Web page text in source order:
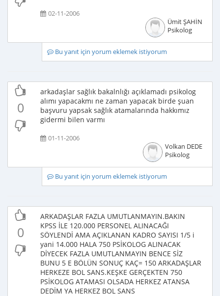
02-11-2006
Ümit ŞAHİN
Psikolog
Bu yanıt için yorum eklemek istiyorum
0
arkadaşlar sağlık bakalnlığı açıklamadı psikolog
alımı yapacakmı ne zaman yapacak birde şuan
başvuru yapsak sağlık atamalarında hakkımız
gidermi bilen varmı
01-11-2006
Volkan DEDE
Psikolog
Bu yanıt için yorum eklemek istiyorum
0
ARKADAŞLAR FAZLA UMUTLANMAYIN.BAKIN
KPSS İLE 120.000 PERSONEL ALINACAĞI
SÖYLENDİ AMA AÇIKLANAN KADRO SAYISI 1/5 i
yani 14.000 HALA 750 PSİKOLOG ALINACAK
DİYECEK FAZLA UMUTLANMAYIN BENCE SİZ
BUNU 5 E BÖLÜN SONUÇ KAÇ= 150 ARKADAŞLAR
HERKEZE BOL SANS.KEŞKE GERÇEKTEN 750
PSİKOLOG ATAMASI OLSADA HERKEZ ATANSA
DEDİM YA HERKEZ BOL SANS